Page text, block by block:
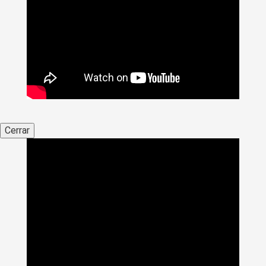
Cerrar